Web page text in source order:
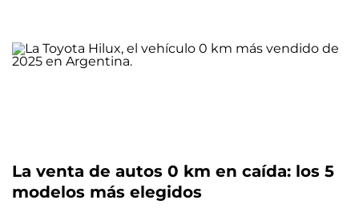
La venta de autos 0 km en caída: los 5
modelos más elegidos